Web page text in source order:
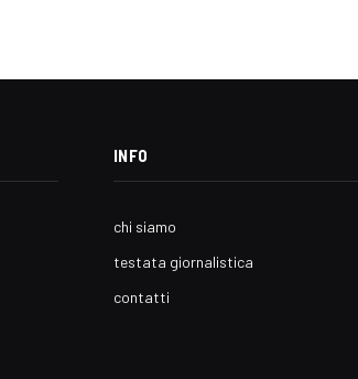
INFO
chi siamo
testata giornalistica
contatti